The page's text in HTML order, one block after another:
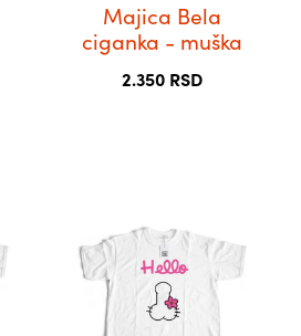
Majica Bela
ciganka - muška
2.350 RSD
изабране
страници
производ
има
више
варијанти.